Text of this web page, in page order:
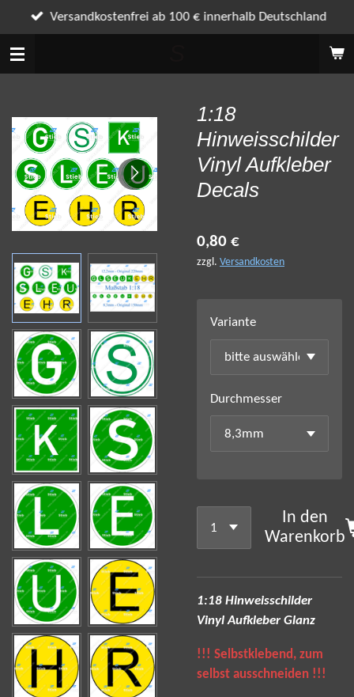
Zum
Hauptinhalt
springen
Versandkostenfrei ab 100 € innerhalb Deutschland
1:18
Hinweisschilder
Vinyl Aufkleber
Decals
0,80 €
zzgl. Versandkosten
Variante
Durchmesser
In den
Warenkorb
1:18 Hinweisschilder
Vinyl Aufkleber Glanz
!!! Selbstklebend, zum
selbst ausschneiden !!!